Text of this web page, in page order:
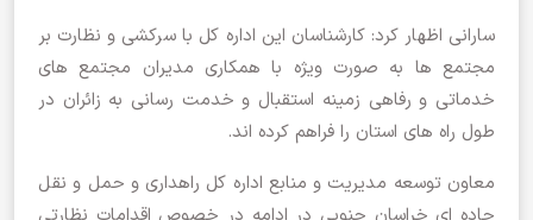
سارانی اظهار کرد: کارشناسان این اداره کل با سرکشی و نظارت بر
مجتمع‌ ها به صورت ویژه با همکاری مدیران مجتمع‌ های
خدماتی و رفاهی زمینه استقبال و خدمت رسانی به زائران در
طول راه‌ های استان را فراهم کرده اند.
معاون توسعه مدیریت و منابع اداره کل راهداری و حمل و نقل